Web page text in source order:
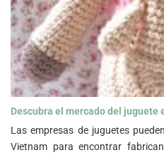
Descubra el mercado del juguete
Descubra el mercado del juguete
Las empresas de juguetes
Vietnam para encontrar